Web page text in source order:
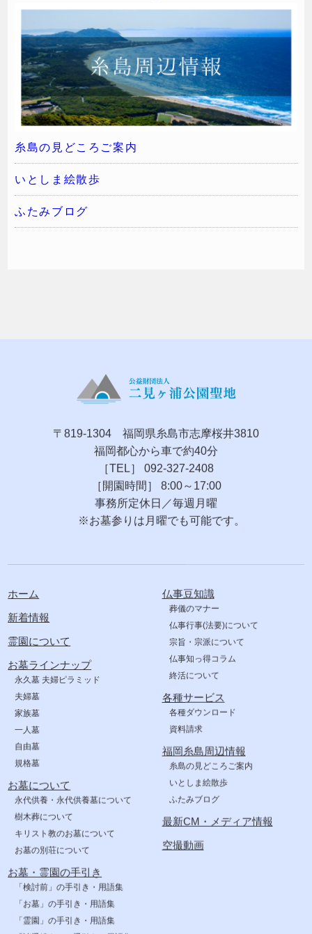
糸島の見どころご案内
いとしま絵散歩
ふたみブログ
〒819-1304 福岡県糸島市志摩桜井3810
福岡都心から車で約40分
［TEL］ 092-327-2408
［開園時間］ 8:00～17:00
事務所定休日／毎週月曜
※お墓参りは月曜でも可能です。
ホーム
新着情報
霊園について
お墓ラインナップ
永久墓 夫婦ピラミッド
夫婦墓
家族墓
一人墓
自由墓
規格墓
お墓について
永代供養・永代供養墓について
樹木葬について
キリスト教のお墓について
お墓の別荘について
お墓・霊園の手引き
「検討前」の手引き・用語集
「お墓」の手引き・用語集
「霊園」の手引き・用語集
仏事豆知識
葬儀のマナー
仏事行事(法要)について
宗旨・宗派について
仏事知っ得コラム
終活について
各種サービス
各種ダウンロード
資料請求
福岡糸島周辺情報
糸島の見どころご案内
いとしま絵散歩
ふたみブログ
最新CM・メディア情報
空撮動画